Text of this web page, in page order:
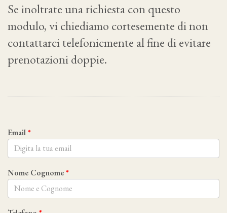
Se inoltrate una richiesta con questo
modulo, vi chiediamo cortesemente di non
contattarci telefonicmente al fine di evitare
prenotazioni doppie.
Email
Nome Cognome